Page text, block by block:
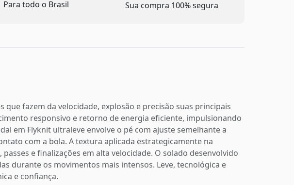
Para todo o Brasil
Sua compra 100% segura
fazem da velocidade, explosão e precisão suas principais
responsivo e retorno de energia eficiente, impulsionando
em Flyknit ultraleve envolve o pé com ajuste semelhante a
com a bola. A textura aplicada estrategicamente na
e finalizações em alta velocidade. O solado desenvolvido
durante os movimentos mais intensos. Leve, tecnológica e
e confiança.